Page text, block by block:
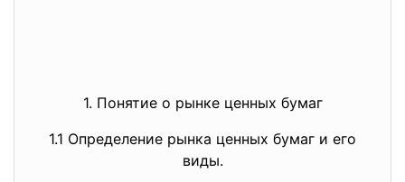
1. Понятие о рынке ценных бумаг
1.1 Определение рынка ценных бумаг и его
виды.